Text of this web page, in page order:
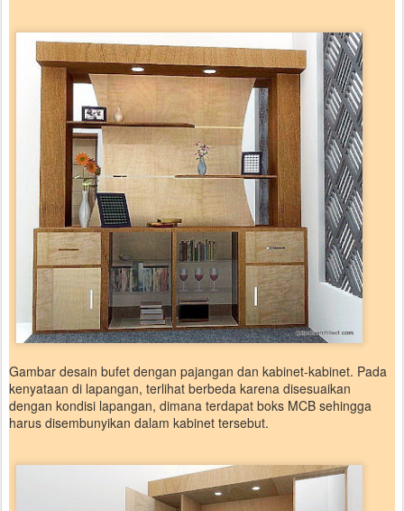
Gambar desain bufet dengan pajangan dan kabinet-kabinet. Pada
kenyataan di lapangan, terlihat berbeda karena disesuaikan
dengan kondisi lapangan, dimana terdapat boks MCB sehingga
harus disembunyikan dalam kabinet tersebut.